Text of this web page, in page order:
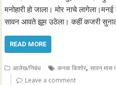
मनोहारी हो जाला। मोर नाचे
सावन आवते झूम उठेला। कहीं कजरी
READ MORE
आलेख/निबंध कनक किशोर,सावन मास
Leave a comment